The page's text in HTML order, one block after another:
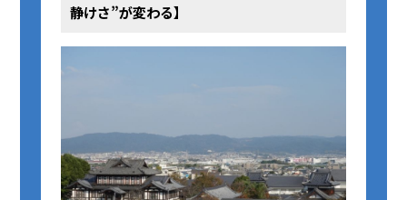
静けさ”が変わる】